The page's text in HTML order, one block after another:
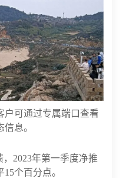
户可通过专属端口查看
息。
2023年第一季度净推
个百分点。